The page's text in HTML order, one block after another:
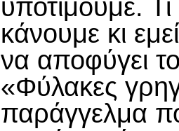
υποτιμούμε. Τι
κάνουμε κι
να αποφύγει
«Φύλακες
παράγγελμα